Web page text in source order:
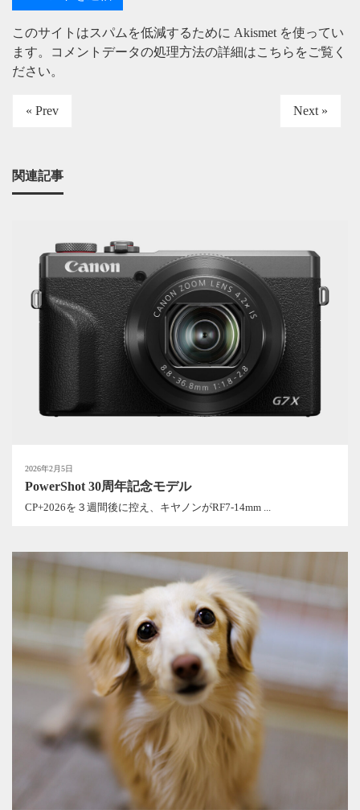
このサイトはスパムを低減するために Akismet を使ってい
ます。
コメントデータの処理方法の詳細はこちらをご覧く
ださい。
« Prev Next »
関連記事
2026年2月5日
PowerShot 30周年記念モデル
CP+2026を３週間後に控え、キヤノンがRF7-14mm ...